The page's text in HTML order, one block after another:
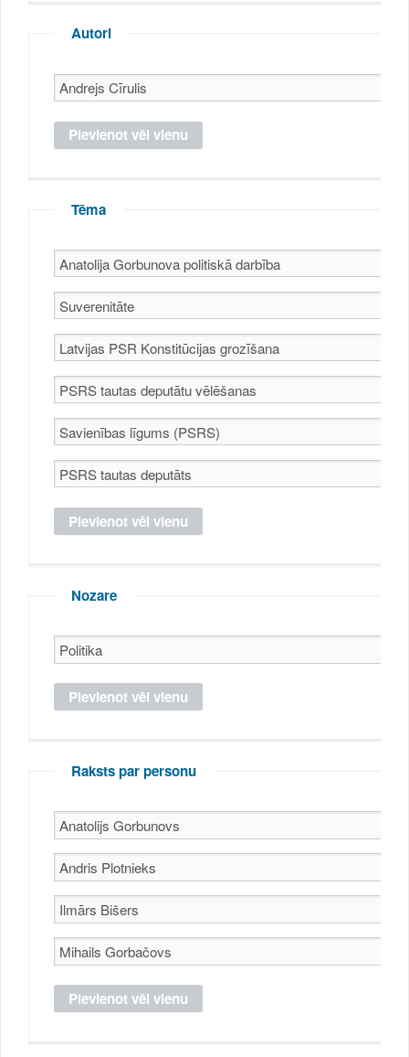
Autori
Tēma
Nozare
Raksts par personu